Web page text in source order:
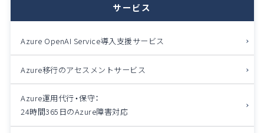
サービス
Azure OpenAI Service導入支援サービス
Azure移行のアセスメントサービス
Azure運用代行・保守：
24時間365日のAzure障害対応